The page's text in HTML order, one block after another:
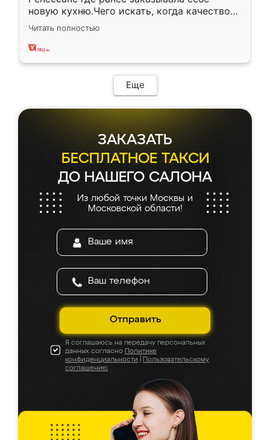
новую кухню.Чего искать, когда качеством
вполне довольна. Служит кухня уже почти
два года, нареканий нет.
Читать полностью
Еще
ЗАКАЗАТЬ
БЕСПЛАТНОЕ ТАКСИ
ДО НАШЕГО САЛОНА
Из любой точки Москвы и
Московской области!
Отправить
Я соглашаюсь на передачу персональных
данных согласно Политике
конфиденциальности
Пользовательскому
соглашению